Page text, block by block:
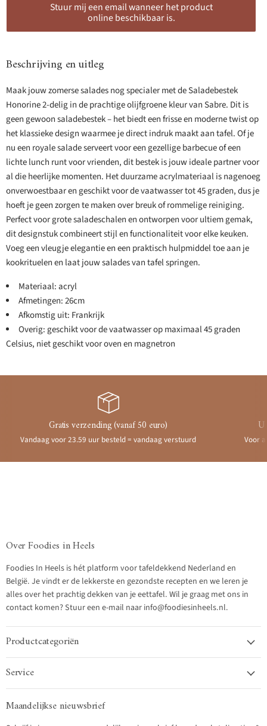
Stuur mij een email wanneer het product
online beschikbaar is.
Beschrijving en uitleg
Maak jouw zomerse salades nog specialer met de Saladebestek
Honorine 2-delig in de prachtige olijfgroene kleur van Sabre. Dit is
geen gewoon saladebestek – het biedt een frisse en moderne twist op
het klassieke design waarmee je direct indruk maakt aan tafel. Of je
nu een royale salade serveert voor een gezellige barbecue of een
lichte lunch runt voor vrienden, dit bestek is jouw ideale partner voor
al die heerlijke momenten. Het duurzame acrylmateriaal is nagenoeg
onverwoestbaar en geschikt voor de vaatwasser tot 45 graden, dus je
hoeft je geen zorgen te maken over breuk of rommelige reiniging.
Perfect voor grote saladeschalen en ontworpen voor ultiem gemak,
dit designstuk combineert stijl en functionaliteit voor elke keuken.
Voeg een vleugje elegantie en een praktisch hulpmiddel toe aan je
kookrituelen en laat jouw salades van tafel springen.
Materiaal: acryl
Afmetingen: 26cm
Afkomstig uit: Frankrijk
Overig: geschikt voor de vaatwasser op maximaal 45 graden
Celsius, niet geschikt voor oven en magnetron
Gratis verzending (vanaf 50 euro)
Vandaag voor 23.59 uur besteld = vandaag verstuurd Voor
Over Foodies in Heels
Foodies In Heels is hét platform voor tafeldekkend Nederland en
België. Je vindt er de lekkerste en gezondste recepten en we leren je
alles over het prachtig dekken van je eettafel. Wil je graag met ons in
contact komen? Stuur een e-mail naar info@foodiesinheels.nl.
Productcategoriën
Service
Maandelijkse nieuwsbrief